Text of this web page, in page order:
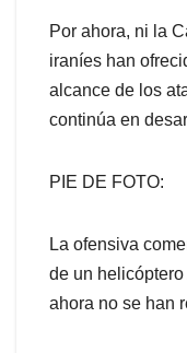
Por ahora, ni la
iraníes han
alcance de los
continúa en
PIE DE FOTO:
La ofensiva
de un
ahora no se han